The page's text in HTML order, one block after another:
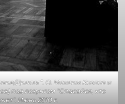
Диалог”. О. Максим Козлов и
под лозунгом “Спасайся, кто
Июнь 2010 г.